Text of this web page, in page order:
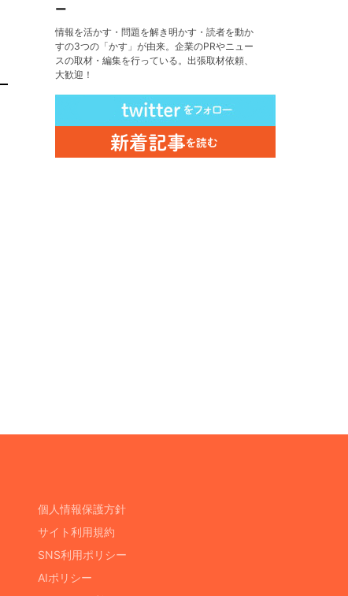
ー
情報を活かす・問題を解き明かす・読者を動か
すの3つの「かす」が由来。企業のPRやニュー
スの取材・編集を行っている。出張取材依頼、
大歓迎！
個人情報保護方針
サイト利用規約
SNS利用ポリシー
AIポリシー